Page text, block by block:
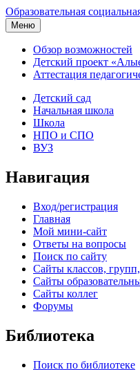
Образовательная
Меню
Обзор возможностей
Детский проект
Аттестация
Детский сад
Начальная школа
Школа
НПО и СПО
ВУЗ
Навигация
Вход/регистрация
Главная
Мой мини-сайт
Ответы на вопросы
Поиск по сайту
Сайты классов,
Сайты
Сайты коллег
Форумы
Библиотека
Поиск по библиотеке